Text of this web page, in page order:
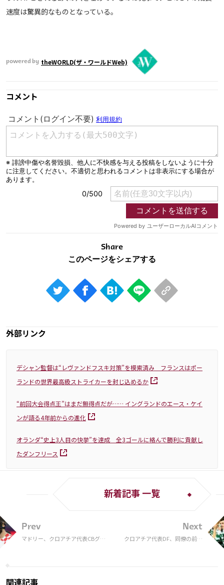
速度は驚異的なものとなっている。
powered by theWORLD(ザ・ワールドWeb)
コメント
Share
外部リンク
デシャン監督は“レヴァンドフスキ対策”を模索済み フランスはポー
ランドの世界最高級ストライカーを封じ込めるか
“前回大会得点王”はまだ無得点だが…… イングランドのエース・ケイ
ンが語る4年前からの進化
オランダ“史上3人目の快挙”を達成 全3ゴールに絡んで勝利に貢献し
たダンフリース
Prev
マドリー、クロアチア代表CBグヴ
新着記事 一覧
Next
クロアチア代表DF、同僚の前田
関連記事